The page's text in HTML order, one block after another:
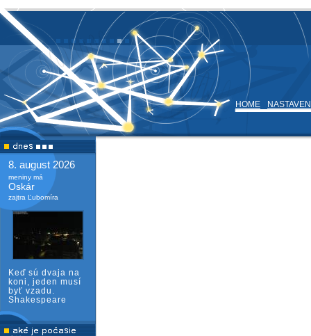
HOME
8. august 2026
meniny má
Oskár
zajtra Ľubomíra
Keď sú dvaja na
koni, jeden musí
byť vzadu.
Shakespeare